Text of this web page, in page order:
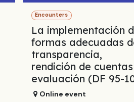
Encounters
La implementación
formas adecuadas
transparencia,
rendición de
evaluación (DF 95-
Online event